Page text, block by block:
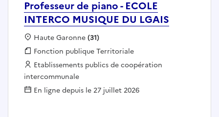
Professeur de piano - ECOLE
INTERCO MUSIQUE DU LGAIS
Localisation :
Haute Garonne(31)
Fonction publique :
Fonction publique Territoriale
Employeur :
Etablissements publics de coopération
intercommunale
En ligne depuis le 27 juillet 2026